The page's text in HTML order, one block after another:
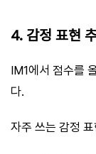
4. 감정 표현
IM1에서 점수를
다.
자주 쓰는 감정